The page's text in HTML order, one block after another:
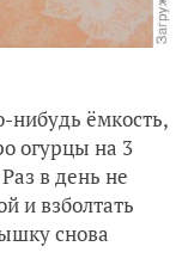
нибудь ёмкость,
огурцы на 3
в день не
и взболтать
снова